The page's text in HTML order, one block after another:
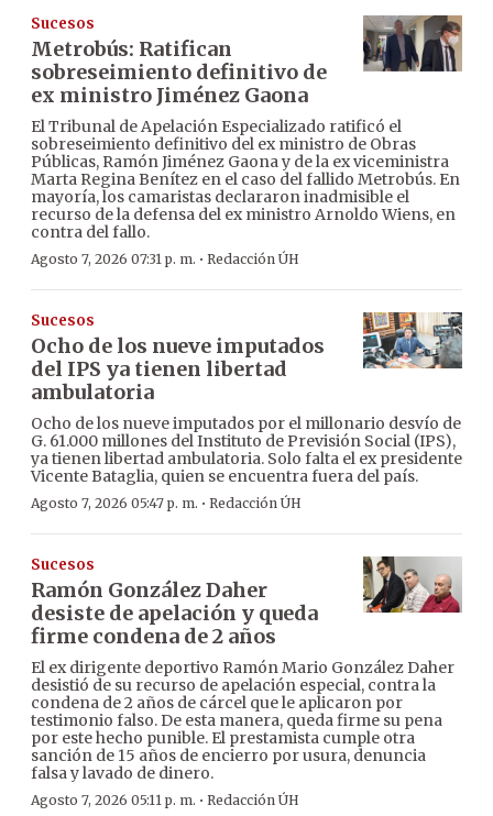
Sucesos
Metrobús: Ratifican
sobreseimiento definitivo de
ex ministro Jiménez Gaona
El Tribunal de Apelación Especializado ratificó el
sobreseimiento definitivo del ex ministro de Obras
Públicas, Ramón Jiménez Gaona y de la ex viceministra
Marta Regina Benítez en el caso del fallido Metrobús. En
mayoría, los camaristas declararon inadmisible el
recurso de la defensa del ex ministro Arnoldo Wiens, en
contra del fallo.
Agosto 7, 2026 07:31 p. m. · Redacción ÚH
Sucesos
Ocho de los nueve imputados
del IPS ya tienen libertad
ambulatoria
Ocho de los nueve imputados por el millonario desvío de
G. 61.000 millones del Instituto de Previsión Social (IPS),
ya tienen libertad ambulatoria. Solo falta el ex presidente
Vicente Bataglia, quien se encuentra fuera del país.
Agosto 7, 2026 05:47 p. m. · Redacción ÚH
Sucesos
Ramón González Daher
desiste de apelación y queda
firme condena de 2 años
El ex dirigente deportivo Ramón Mario González Daher
desistió de su recurso de apelación especial, contra la
condena de 2 años de cárcel que le aplicaron por
testimonio falso. De esta manera, queda firme su pena
por este hecho punible. El prestamista cumple otra
sanción de 15 años de encierro por usura, denuncia
falsa y lavado de dinero.
Agosto 7, 2026 05:11 p. m. · Redacción ÚH